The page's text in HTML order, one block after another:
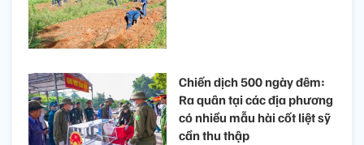
Chiến dịch 500 ngày đêm:
Ra quân tại các địa phương
có nhiều mẫu hài cốt liệt sỹ
cần thu thập